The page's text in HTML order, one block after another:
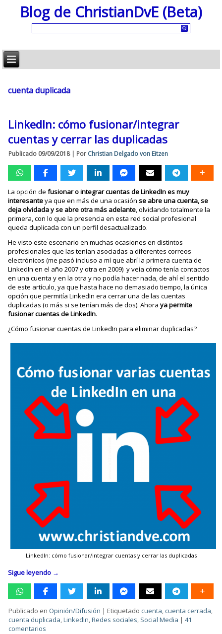
Blog de ChristianDvE (Beta)
cuenta duplicada
LinkedIn: cómo fusionar/integrar
cuentas y cerrar las duplicadas
Publicado 09/09/2018| Por Christian Delgado von Eitzen
La opción defusionar o integrar cuentas de LinkedIn es muy
interesanteya que en más de una ocasiónse abre una cuenta, se
deja olvidada y se abre otra más adelante, olvidando totalmente la
primera, con lo que la presencia en esta red social profesional
queda duplicada con un perfil desactualizado.
He visto este escenario en muchas ocasiones en distintos
profesionales que las tenían asociadas a diferentes correos
electrónicos (me pasó incluso a mí que abrí la primera cuenta de
LinkedIn en el año 2007 y otra en 2009) y veía cómo tenía contactos
en una cuenta y en la otra y no podía hacer nada, de ahí el sentido
de este artículo, ya que hasta hace no demasiado tiempo, la única
opción que permitía LinkedIn era cerrar una de las cuentas
duplicadas (o más si se tenían más de dos). Ahoraya permite
fusionar cuentas de LinkedIn.
¿Cómo fusionar cuentas de LinkedIn para eliminar duplicadas?
LinkedIn: cómo fusionar/integrar cuentas y cerrar las duplicadas
Sigue leyendo →
Publicado en Opinión/Difusión |Etiquetado cuenta,cuenta cerrada,
cuenta duplicada,LinkedIn,Redes sociales, Social Media |41
comentarios